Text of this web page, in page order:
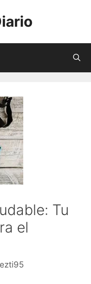
Tu
el